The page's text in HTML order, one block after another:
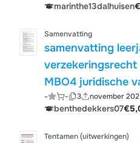
marinthe13dalhuisen
Samenvatting
samenvatting
MBO4 juridische
- - 3 november
benthedekkers07
Tentamen (uitwerkingen)